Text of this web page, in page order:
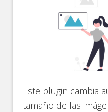
Este plugin cambia
tamaño de las